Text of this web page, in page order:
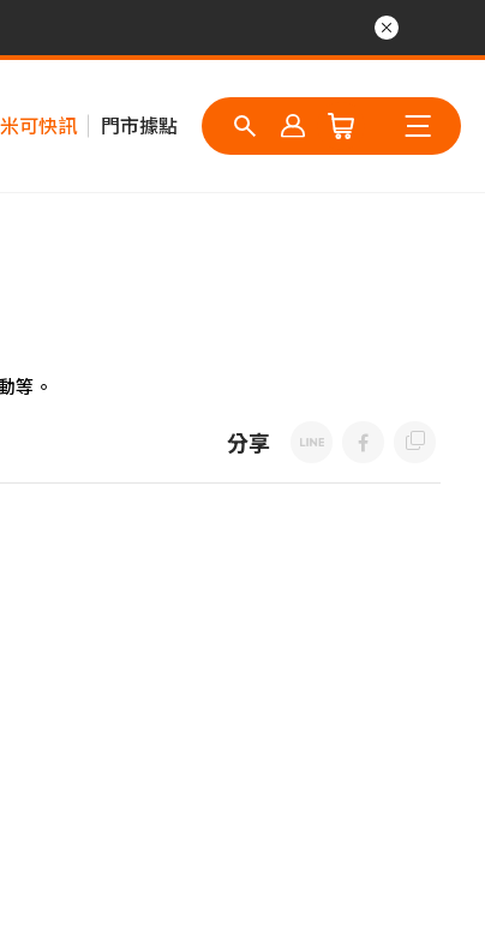
米可快訊 門市據點
等。
分享